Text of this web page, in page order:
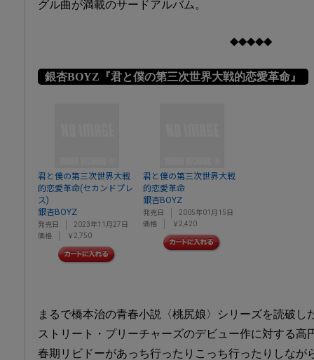
グル曲が満載のサードアルバム。
◆◆◆◆◆
銀杏BOYZ『君と僕の第三次世界大戦的恋愛革命』
君と僕の第三次世界大戦
的恋愛革命(セカンドプレ
ス)
銀杏BOYZ
発売日
2023年11月27日
価格
￥2,750
君と僕の第三次世界大戦
的恋愛革命
銀杏BOYZ
発売日
2005年01月15日
価格
￥2,420
まるで橋本治の青春小説〈桃尻娘〉シリーズを読破し
ストリート・プリーチャーズのデビュー作に対する高
春期リビドーがあっち行ったりこっち行ったりしなが